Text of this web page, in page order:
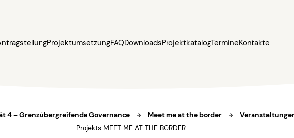
ProjektumsetzungFAQDownloadsProjektkatalogTermineKontakte
4 – Grenzübergreifende Governance Meet me at the border
Projekts MEET ME AT THE BORDER